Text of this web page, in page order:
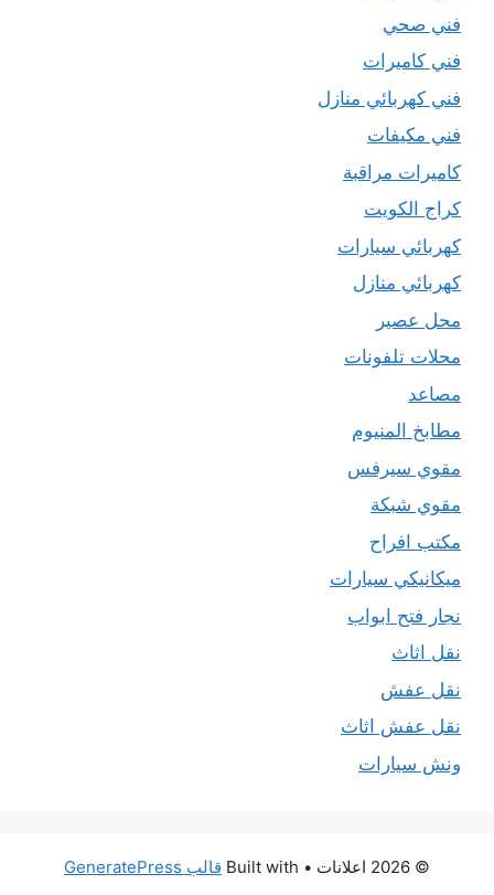
فني صحي
فني كاميرات
فني كهربائي منازل
فني مكيفات
كاميرات مراقبة
كراج الكويت
كهربائي سيارات
كهربائي منازل
محل عصير
محلات تلفونات
مصاعد
مطابخ المنيوم
مقوي سيرفس
مقوي شبكة
مكتب افراح
ميكانيكي سيارات
نجار فتح ابواب
نقل اثاث
نقل عفش
نقل عفش اثاث
ونش سيارات
© 2026 اعلانات • Built with قالب GeneratePress